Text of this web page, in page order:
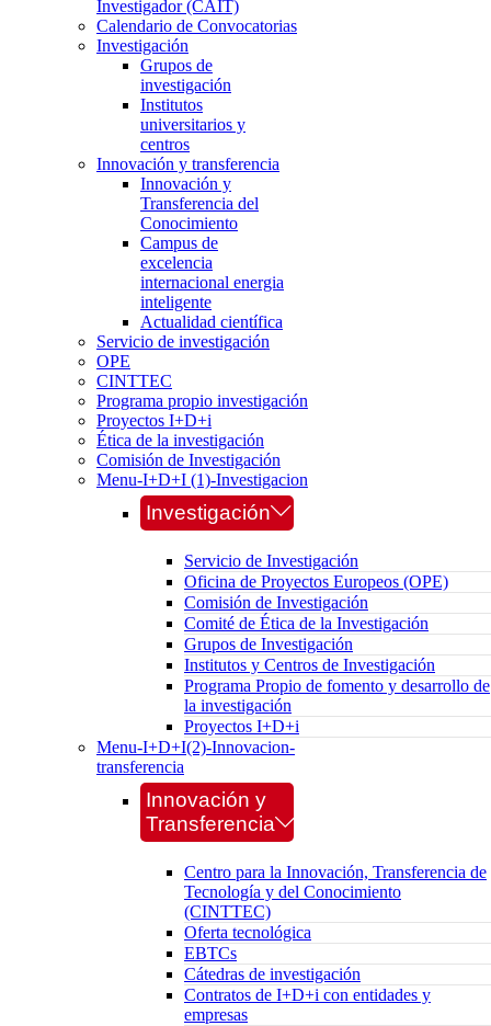
Investigador (CAIT)
Calendario de Convocatorias
Investigación
Grupos de
investigación
Institutos
universitarios y
centros
Innovación y transferencia
Innovación y
Transferencia del
Conocimiento
Campus de
excelencia
internacional energia
inteligente
Actualidad científica
Servicio de investigación
OPE
CINTTEC
Programa propio investigación
Proyectos I+D+i
Ética de la investigación
Comisión de Investigación
Menu-I+D+I (1)-Investigacion
Investigación
Servicio de Investigación
Oficina de Proyectos Europeos (OPE)
Comisión de Investigación
Comité de Ética de la Investigación
Grupos de Investigación
Institutos y Centros de Investigación
Programa Propio de fomento y desarrollo de
la investigación
Proyectos I+D+i
Menu-I+D+I(2)-Innovacion-
transferencia
Innovación y
Transferencia
Centro para la Innovación, Transferencia de
Tecnología y del Conocimiento
(CINTTEC)
Oferta tecnológica
EBTCs
Cátedras de investigación
Contratos de I+D+i con entidades y
empresas